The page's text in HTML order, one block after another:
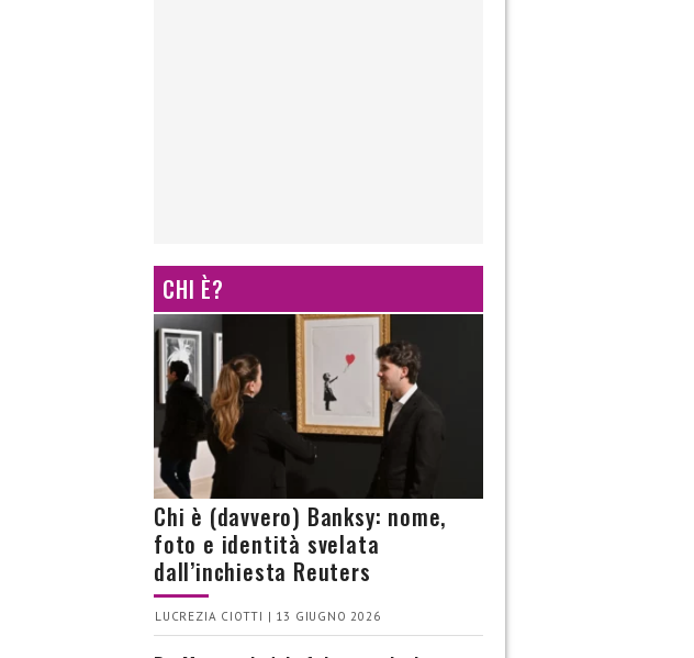
CHI È?
Chi è (davvero) Banksy: nome,
foto e identità svelata
dall’inchiesta Reuters
LUCREZIA CIOTTI | 13 GIUGNO 2026